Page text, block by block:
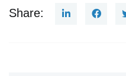
Share: